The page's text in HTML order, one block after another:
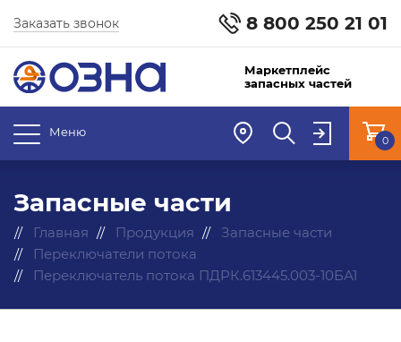
8 800 250 21 01
Заказать звонок
Маркетплейс
запасных частей
Меню
0
Запасные части
Главная Продукция
Запасные части
Переключатели потока
Переключатель потока ПДРК.613445.003-10БА1